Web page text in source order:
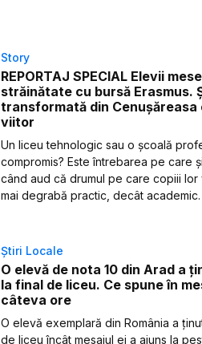
Story
REPORTAJ SPECIAL Elevii
străinătate cu bursă Erasmus.
transformată din
viitor
Un liceu tehnologic sau o școală
compromis? Este întrebarea pe care
când aud că drumul pe care copiii
mai degrabă practic, decât academic.
Știri Locale
O elevă de nota 10 din Arad a
la final de liceu. Ce spune în
câteva ore
O elevă exemplară din România a
de liceu încât mesajul ei a ajuns la